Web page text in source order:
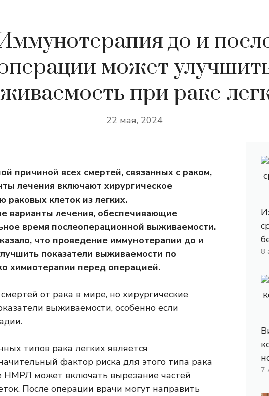
до и
может
при раке
22 мая, 2024
причиной всех смертей, связанных с раком,
лечения включают хирургическое
раковых клеток из легких.
варианты лечения, обеспечивающие
время послеоперационной выживаемости.
что проведение иммунотерапии до и
показатели выживаемости по
химиотерапии перед операцией.
смертей от рака в мире, но хирургические
выживаемости, особенно если
типов рака легких является
фактор риска для этого типа рака
НМРЛ может включать вырезание частей
После операции врачи могут направить
8
7